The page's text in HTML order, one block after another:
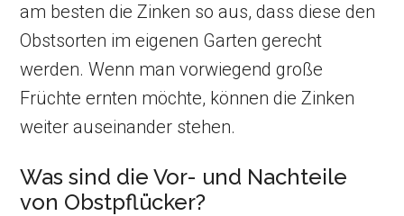
am besten die Zinken so aus, dass diese den
Obstsorten im eigenen Garten gerecht
werden. Wenn man vorwiegend große
Früchte ernten möchte, können die Zinken
weiter auseinander stehen.
Was sind die Vor- und Nachteile
von Obstpflücker?